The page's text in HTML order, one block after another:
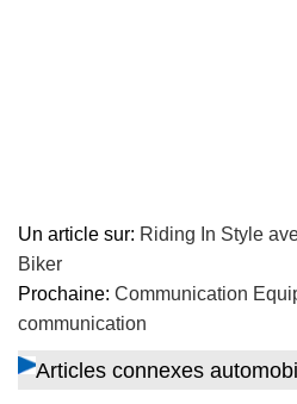
Un article sur: Riding In Style
Biker
Prochaine: Communication
communication
Articles connexes